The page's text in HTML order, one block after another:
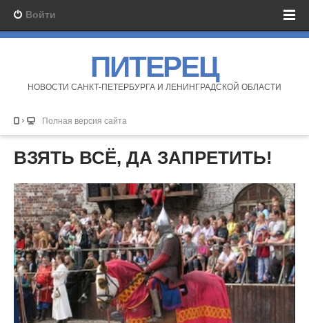
Войти
ПИТЕРЕЦ
НОВОСТИ САНКТ-ПЕТЕРБУРГА И ЛЕНИНГРАДСКОЙ ОБЛАСТИ
Полная версия сайта
ВЗЯТЬ ВСЁ, ДА ЗАПРЕТИТЬ!